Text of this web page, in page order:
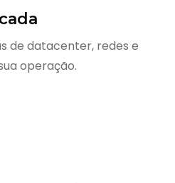
de datacenter, redes e
operação.